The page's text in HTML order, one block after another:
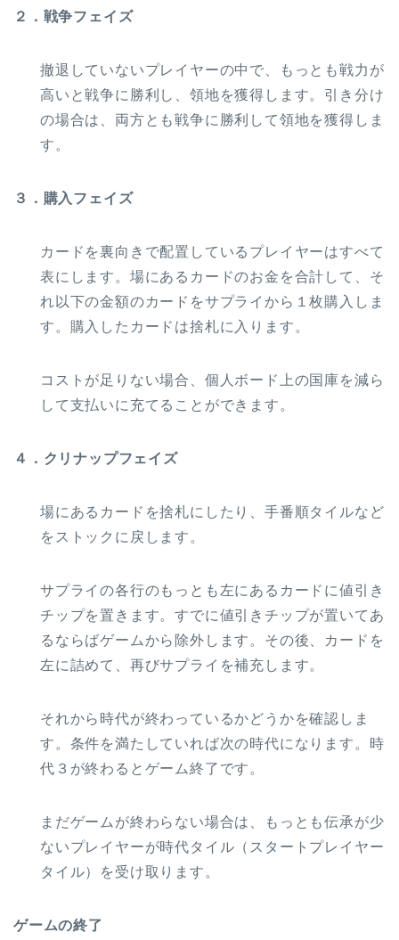
２．戦争フェイズ
撤退していないプレイヤーの中で、もっとも戦力が
高いと戦争に勝利し、領地を獲得します。引き分け
の場合は、両方とも戦争に勝利して領地を獲得しま
す。
３．購入フェイズ
カードを裏向きで配置しているプレイヤーはすべて
表にします。場にあるカードのお金を合計して、そ
れ以下の金額のカードをサプライから１枚購入しま
す。購入したカードは捨札に入ります。
コストが足りない場合、個人ボード上の国庫を減ら
して支払いに充てることができます。
４．クリナップフェイズ
場にあるカードを捨札にしたり、手番順タイルなど
をストックに戻します。
サプライの各行のもっとも左にあるカードに値引き
チップを置きます。すでに値引きチップが置いてあ
るならばゲームから除外します。その後、カードを
左に詰めて、再びサプライを補充します。
それから時代が終わっているかどうかを確認しま
す。条件を満たしていれば次の時代になります。時
代３が終わるとゲーム終了です。
まだゲームが終わらない場合は、もっとも伝承が少
ないプレイヤーが時代タイル（スタートプレイヤー
タイル）を受け取ります。
ゲームの終了